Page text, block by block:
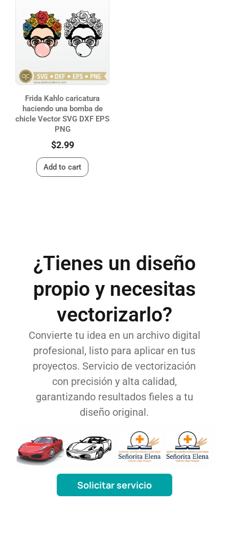
Frida Kahlo caricatura
haciendo una bomba de
chicle Vector SVG DXF EPS
PNG
$2.99
Add to cart
¿Tienes un diseño
propio y necesitas
vectorizarlo?
Convierte tu idea en un archivo digital
profesional, listo para aplicar en tus
proyectos. Servicio de vectorización
con precisión y alta calidad,
garantizando resultados fieles a tu
diseño original.
Solicitar servicio